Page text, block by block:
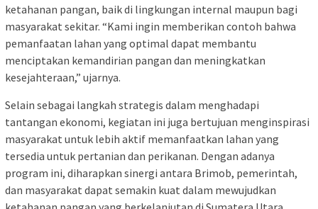
ketahanan pangan, baik di lingkungan internal maupun bagi
masyarakat sekitar. “Kami ingin memberikan contoh bahwa
pemanfaatan lahan yang optimal dapat membantu
menciptakan kemandirian pangan dan meningkatkan
kesejahteraan,” ujarnya.
Selain sebagai langkah strategis dalam menghadapi
tantangan ekonomi, kegiatan ini juga bertujuan menginspirasi
masyarakat untuk lebih aktif memanfaatkan lahan yang
tersedia untuk pertanian dan perikanan. Dengan adanya
program ini, diharapkan sinergi antara Brimob, pemerintah,
dan masyarakat dapat semakin kuat dalam mewujudkan